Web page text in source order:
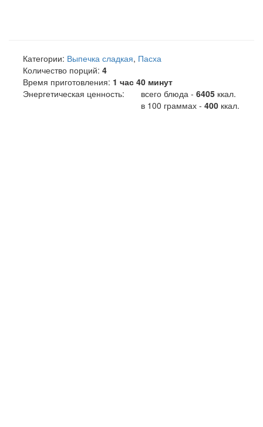
Категории: Выпечка сладкая, Пасха
Количество порций: 4
Время приготовления: 1 час 40 минут
Энергетическая ценность:
всего блюда - 6405 ккал.
в 100 граммах - 400 ккал.